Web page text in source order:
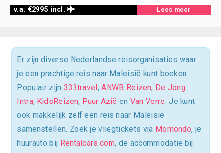
v.a. €2995 incl. Lees meer
Er zijn diverse Nederlandse reisorganisaties waar
je een prachtige reis naar Maleisië kunt boeken.
Populair zijn 333travel,ANWB Reizen, De Jong
Intra, KidsReizen, Puur Azië en Van Verre . Je kunt
ook makkelijk zelf een reis naar Maleisië
samenstellen. Zoek je vliegtickets via Momondo, je
huurauto bij Rentalcars.com, de accommodatie bij